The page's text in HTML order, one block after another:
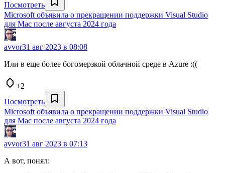
Посмотреть
Microsoft объявила о прекращении поддержки Visual Studio
для Mac после августа 2024 года
avvor31 авг 2023 в 08:08
Или в еще более богомерзкой облачной среде в Azure :((
+2
Посмотреть
Microsoft объявила о прекращении поддержки Visual Studio
для Mac после августа 2024 года
avvor31 авг 2023 в 07:13
А вот, понял: